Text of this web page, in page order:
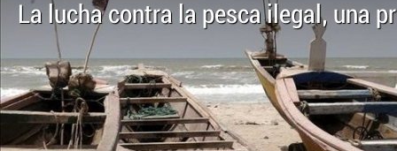
La lucha contra la pesca ilegal, una